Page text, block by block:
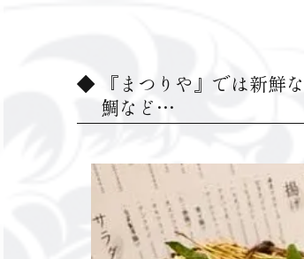
『まつりや』では新鮮
鯛など…